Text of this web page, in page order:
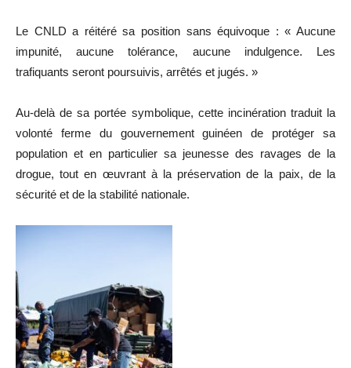
Le CNLD a réitéré sa position sans équivoque : « Aucune
impunité, aucune tolérance, aucune indulgence. Les
trafiquants seront poursuivis, arrêtés et jugés. »
Au-delà de sa portée symbolique, cette incinération traduit la
volonté ferme du gouvernement guinéen de protéger sa
population et en particulier sa jeunesse des ravages de la
drogue, tout en œuvrant à la préservation de la paix, de la
sécurité et de la stabilité nationale.